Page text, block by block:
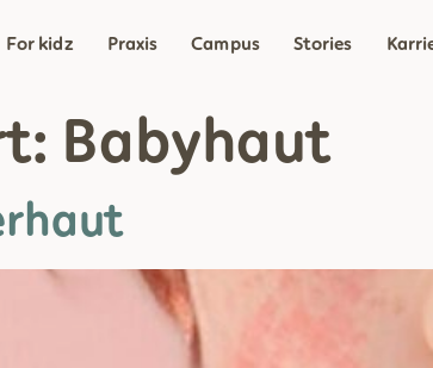
For kidz Praxis Campus Stories
Babyhaut